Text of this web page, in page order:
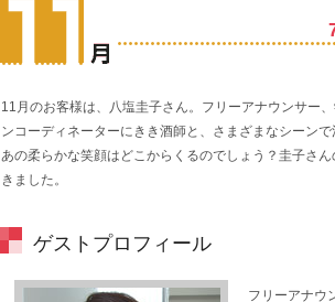
11月のお客様は、八塩圭子さん。フリーアナウンサー
ンコーディネーターにきき酒師と、さまざまなシーン
あの柔らかな笑顔はどこからくるのでしょう？圭子さ
きました。
ゲストプロフィール
フリーアナ